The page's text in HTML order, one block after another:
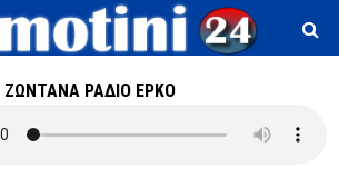
ΖΩΝΤΑΝΑ ΡΑΔΙΟ ΕΡΚΟ